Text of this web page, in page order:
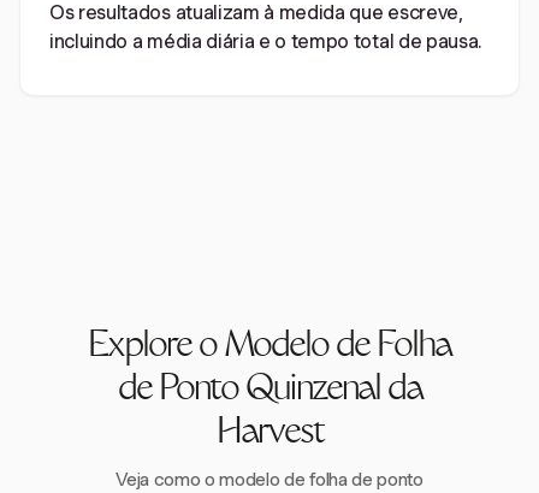
Os resultados atualizam à medida que escreve,
incluindo a média diária e o tempo total de pausa.
Explore o Modelo de Folha
de Ponto Quinzenal da
Harvest
Veja como o modelo de folha de ponto